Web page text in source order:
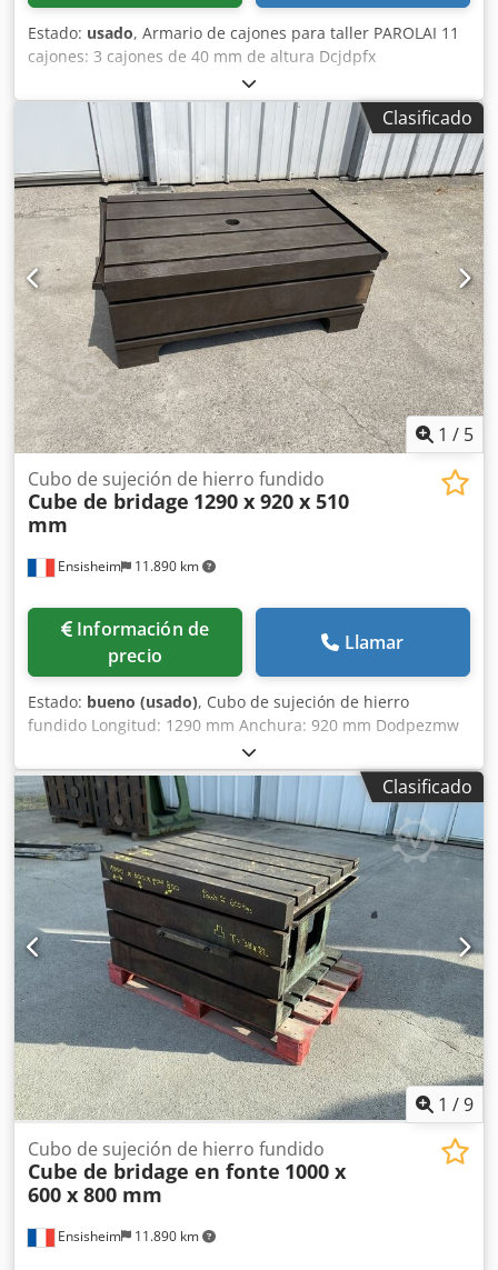
Estado: usado, Armario de cajones para taller PAROLAI 11
cajones: 3 cajones de 40 mm de altura Dcjdpfx
Anozmxttovek 6 cajones de 60 mm de altura 1 cajón de 150
mm de altura 1 cajón de 90 mm de altura Dimensiones (L x
An x Al): 910 x 720 x 1110 mm Peso: aprox. 150 kgClasificado
1 / 5
Ensisheim 11.890 km
Cubo de sujeción de hierro fundido
Cube de bridage 1290 x 920 x 510
mm
Información de
precio
Llamar
Estado: bueno (usado), Cubo de sujeción de hierro
fundido Longitud: 1290 mm Anchura: 920 mm Dodpezmw
Tlefx Anveck Altura: 510 mm Dimensiones de las ranuras
en T: 42 x 25 mm 2 caras con ranuras Peso:
aproximadamente 1 tonelada
Clasificado
1 /9
Ensisheim 11.890 km
Cubo de sujeción de hierro fundido
Cube de bridage en fonte 1000 x
600 x 800 mm